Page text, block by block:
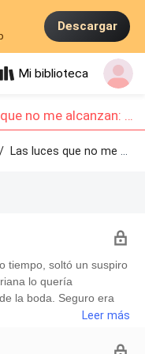
Descargar
Mi biblioteca
Todos los capítulos de Las luces que no me alcanzan: Capítulo 11 - Capítulo 20
Las luces que no me alcanzan /
tiempo, soltó un suspiro
lo quería
la boda. Seguro era
poco.Con esa idea en
vio a la novia, se
Leer más